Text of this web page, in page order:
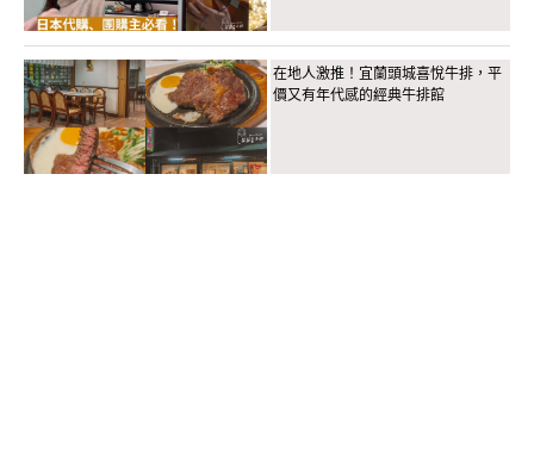
在地人激推！宜蘭頭城喜悅牛排，平
價又有年代感的經典牛排館